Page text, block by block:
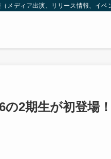
メディア出演、リリース情報、イ
の2期生が初登場